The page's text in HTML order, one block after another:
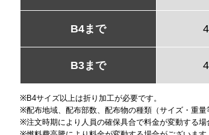
B4まで
B3まで
※B4サイズ以上は折り加工が必要です。
※配布地域、配布部数、配布物の種類（サイズ・重
※注文時期により人員の確保具合で料金が変動する場